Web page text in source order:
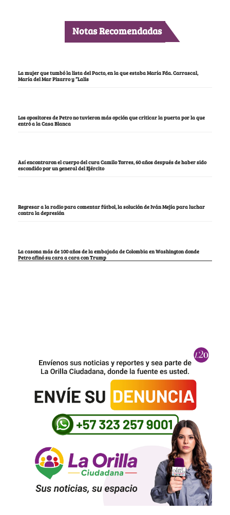
Notas Recomendadas
La mujer que tumbó la lista del Pacto, en la que estaba María Fda. Carrascal,
María del Mar Pizarro y “Lalis
Los opositores de Petro no tuvieron más opción que criticar la puerta por la que
entró a la Casa Blanca
Así encontraron el cuerpo del cura Camilo Torres, 60 años después de haber sido
escondido por un general del Ejército
Regresar a la radio para comentar fútbol, la solución de Iván Mejía para luchar
contra la depresión
La casona más de 100 años de la embajada de Colombia en Washington donde
Petro afinó su cara a cara con Trump